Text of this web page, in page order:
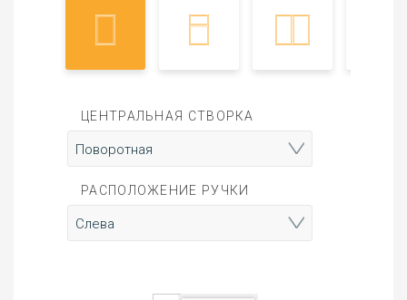
ЦЕНТРАЛЬНАЯ СТВОРКА
РАСПОЛОЖЕНИЕ РУЧКИ